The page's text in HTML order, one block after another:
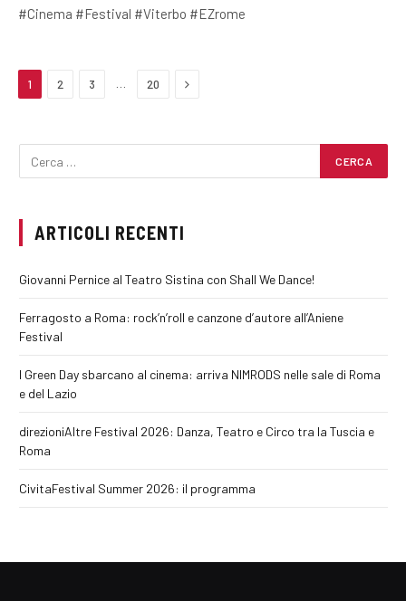
#Cinema #Festival #Viterbo #EZrome
1 2 3 20 Next
ARTICOLI RECENTI
Giovanni Pernice al Teatro Sistina con Shall We Dance!
Ferragosto a Roma: rock’n’roll e canzone d’autore all’Aniene
Festival
I Green Day sbarcano al cinema: arriva NIMRODS nelle sale di Roma
e del Lazio
direzioniAltre Festival 2026: Danza, Teatro e Circo tra la Tuscia e
Roma
CivitaFestival Summer 2026: il programma